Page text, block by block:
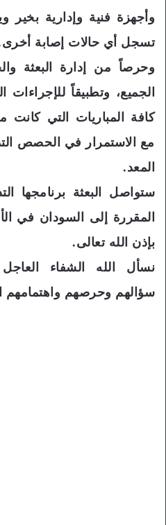
وأجهزة فنية وإدارية بخير
تسجل أي حالات إصابة
وحرصاً من إدارة البعثة
الجميع، وتطبيقاً للإجراءات
كافة المباريات التي كانت
مع الاستمرار في الحصص
المعد.
ستواصل البعثة برنامجها
المقررة إلى السودان في
بإذن الله تعالى.
نسأل الله الشفاء العاجل
سؤالهم وحرصهم واهتمامهم